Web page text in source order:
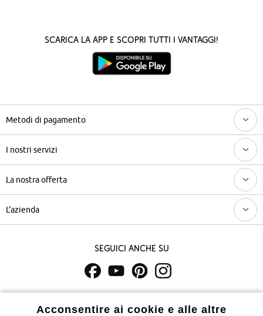
Scarica la App e scopri tutti i vantaggi!
Metodi di pagamento
I nostri servizi
La nostra offerta
L'azienda
Seguici anche su
costi di servizio.
Acconsentire ai cookie e alle altre